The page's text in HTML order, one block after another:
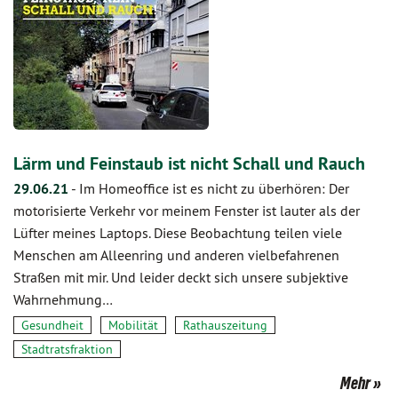
Lärm und Feinstaub ist nicht Schall und Rauch
29.06.21 - Im Homeoffice ist es nicht zu überhören: Der
motorisierte Verkehr vor meinem Fenster ist lauter als der
Lüfter meines Laptops. Diese Beobachtung teilen viele
Menschen am Alleenring und anderen vielbefahrenen
Straßen mit mir. Und leider deckt sich unsere subjektive
Wahrnehmung…
Gesundheit Mobilität
Rathauszeitung
Stadtratsfraktion
Mehr